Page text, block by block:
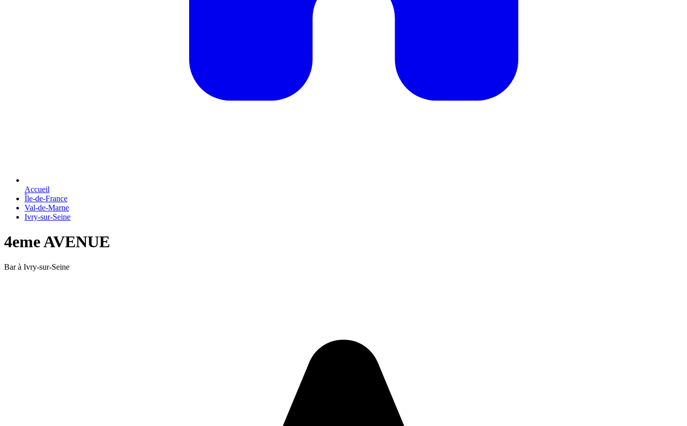
Accueil
Île-de-France
Val-de-Marne
Ivry-sur-Seine
4eme AVENUE
Bar à Ivry-sur-Seine